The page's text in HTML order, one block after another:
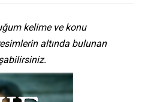
kelime ve konu
altında bulunan